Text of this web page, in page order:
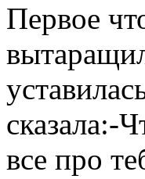
Первое
сказала:-
все про